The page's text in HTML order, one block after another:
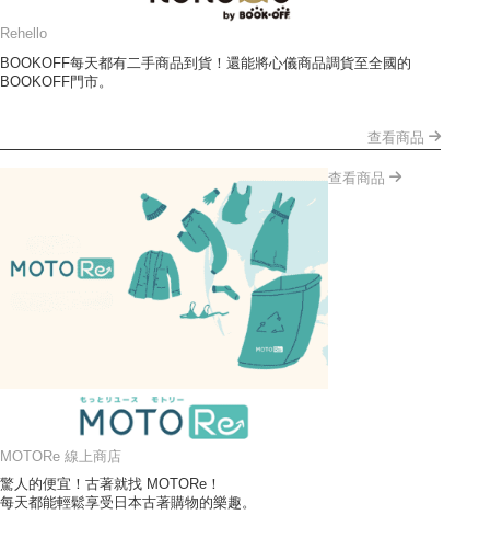
Rehello
BOOKOFF每天都有二手商品到貨！還能將心儀商品調貨至全國的
BOOKOFF門市。
查看商品
MOTORe 線上商店
驚人的便宜！古著就找 MOTORe！
每天都能輕鬆享受日本古著購物的樂趣。
查看商品